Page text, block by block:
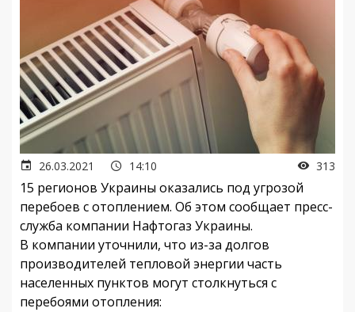
26.03.2021 14:10 313
15 регионов Украины оказались под угрозой
перебоев с отоплением. Об этом сообщает пресс-
служба компании Нафтогаз Украины.
В компании уточнили, что из-за долгов
производителей тепловой энергии часть
населенных пунктов могут столкнуться с
перебоями отопления: